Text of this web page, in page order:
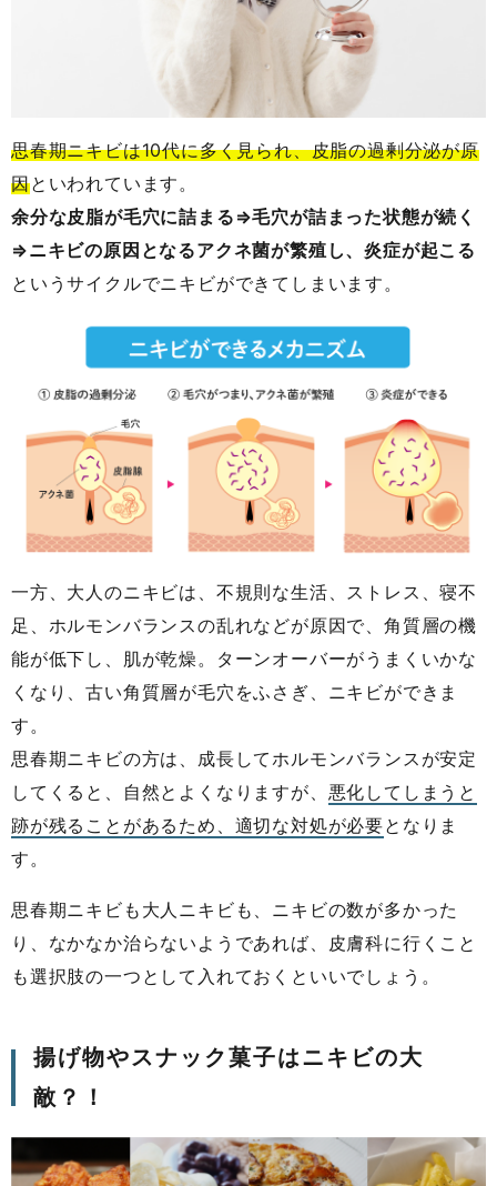
思春期ニキビは10代に多く見られ、皮脂の過剰分泌が原
因といわれています。
余分な皮脂が毛穴に詰まる⇒毛穴が詰まった状態が続く
⇒ニキビの原因となるアクネ菌が繁殖し、炎症が起こる
というサイクルでニキビができてしまいます。
一方、大人のニキビは、不規則な生活、ストレス、寝不
足、ホルモンバランスの乱れなどが原因で、角質層の機
能が低下し、肌が乾燥。ターンオーバーがうまくいかな
くなり、古い角質層が毛穴をふさぎ、ニキビができま
す。
思春期ニキビの方は、成長してホルモンバランスが安定
してくると、自然とよくなりますが、 悪化してしまうと
跡が残ることがあるため、適切な対処が必要となりま
す。
思春期ニキビも大人ニキビも、ニキビの数が多かった
り、なかなか治らないようであれば、皮膚科に行くこと
も選択肢の一つとして入れておくといいでしょう。
揚げ物やスナック菓子はニキビの大
敵？！